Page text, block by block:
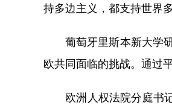
持多边主义，都支持世界
葡萄牙里斯本新大学研
欧共同面临的挑战。通过
欧洲人权法院分庭书记